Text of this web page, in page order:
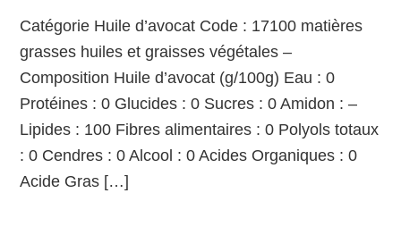
Catégorie Huile d’avocat Code : 17100 matières
grasses huiles et graisses végétales –
Composition Huile d’avocat (g/100g) Eau : 0
Protéines : 0 Glucides : 0 Sucres : 0 Amidon : –
Lipides : 100 Fibres alimentaires : 0 Polyols totaux
: 0 Cendres : 0 Alcool : 0 Acides Organiques : 0
Acide Gras […]